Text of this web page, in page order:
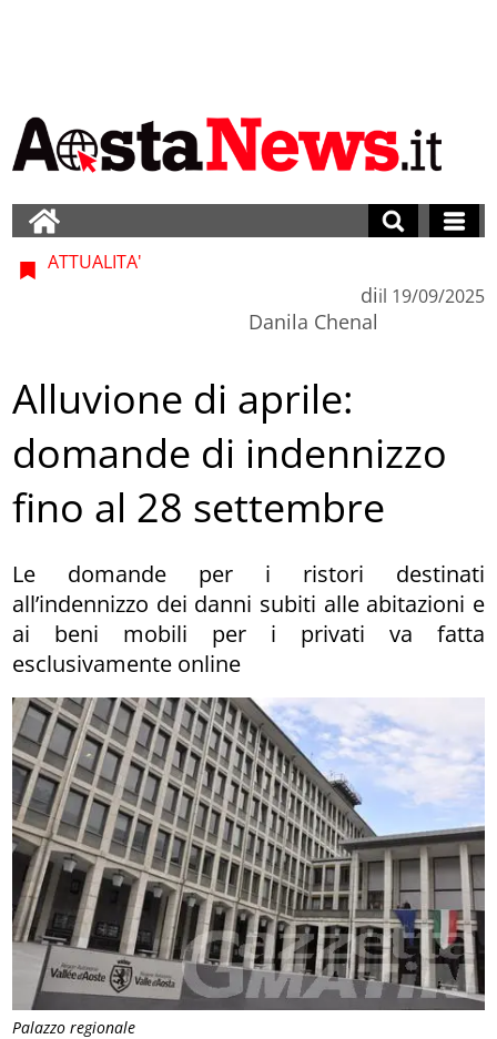
Palazzo regionale
ATTUALITA'
di
Danila Chenal
il 19/09/2025
Alluvione di aprile:
domande di indennizzo
fino al 28 settembre
Le domande per i ristori destinati
all’indennizzo dei danni subiti alle abitazioni e
ai beni mobili per i privati va fatta
esclusivamente online